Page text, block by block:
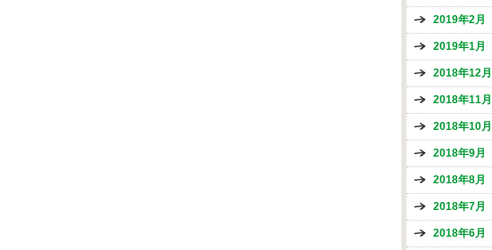
2019年2月
2019年1月
2018年12月
2018年11月
2018年10月
2018年9月
2018年8月
2018年7月
2018年6月